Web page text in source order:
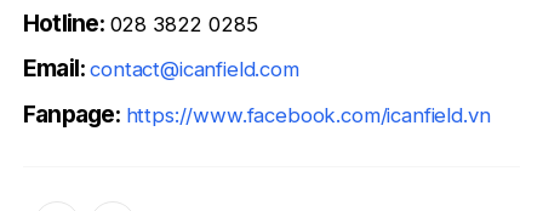
Hotline: 028 3822 0285
Email:contact@icanfield.com
Fanpage: https://www.facebook.com/icanfield.vn